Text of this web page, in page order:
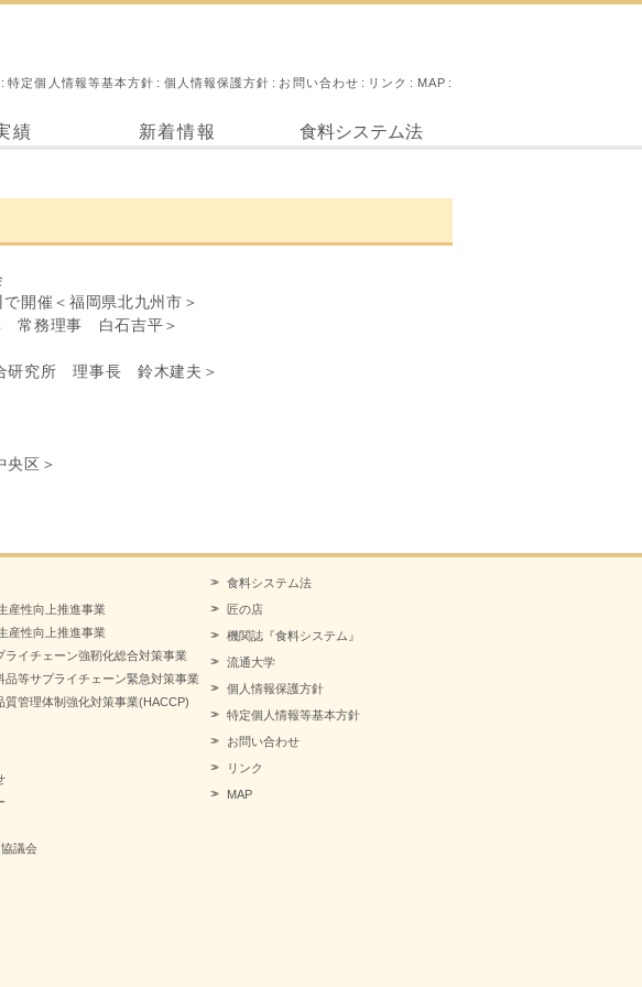
特定個人情報等基本方針 個人情報保護方針 お問い合わせ リンク MAP
績 新着情報 食料システム法
開催＜福岡県北九州市＞
常務理事 白石吉平＞
研究所 理事長 鈴木建夫＞
央区＞
産性向上推進事業
産性向上推進事業
ライチェーン強靭化総合対策事業
品等サプライチェーン緊急対策事業
質管理体制強化対策事業(HACCP)
議会
食料システム法
匠の店
機関誌『食料システム』
流通大学
個人情報保護方針
特定個人情報等基本方針
お問い合わせ
リンク
MAP